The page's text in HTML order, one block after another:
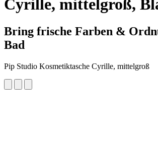
Cyrille, mittelgroß,
Bring frische Farben &
Bad
Pip Studio Kosmetiktasche Cyrille, mittelgroß